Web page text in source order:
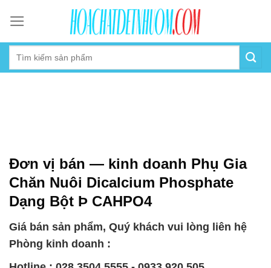
content
Đơn vị bán — kinh doanh Phụ Gia
Chăn Nuôi Dicalcium Phosphate
Dạng Bột Þ CAHPO4
Giá bán sản phẩm, Quý khách vui lòng liên hệ
Phòng kinh doanh :